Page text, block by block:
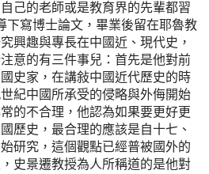
己的老師或是教育界的先輩都習
下寫博士論文，畢業後留在耶魯教
興趣與專長在中國近、現代史，
意的有三件事兒：首先是他對前
史家，在講敍中國近代歷史的時
紀中國所承受的侵略與外侮開始
的不合理，他認為如果要更好更
歷史，最合理的應該是自十七、
研究，這個觀點已經普被國外的
史景遷教授為人所稱道的是他對